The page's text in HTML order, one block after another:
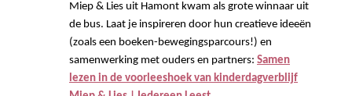
Miep & Lies uit Hamont kwam als grote winnaar uit
de bus. Laat je inspireren door hun creatieve ideeën
(zoals een boeken-bewegingsparcours!) en
samenwerking met ouders en partners: Samen
lezen in de voorleeshoek van kinderdagverblijf